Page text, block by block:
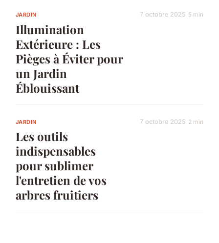
JARDIN
Illumination
Extérieure : Les
Pièges à Éviter pour
un Jardin
Éblouissant
7 octobre 2025 5 min
JARDIN
Les outils
indispensables
pour sublimer
l'entretien de vos
arbres fruitiers
7 octobre 2025 2 min